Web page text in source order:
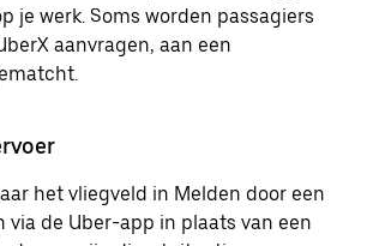
je werk. Soms worden passagiers
aanvragen, aan een
het vliegveld in Melden door een
via de Uber-app in plaats van een